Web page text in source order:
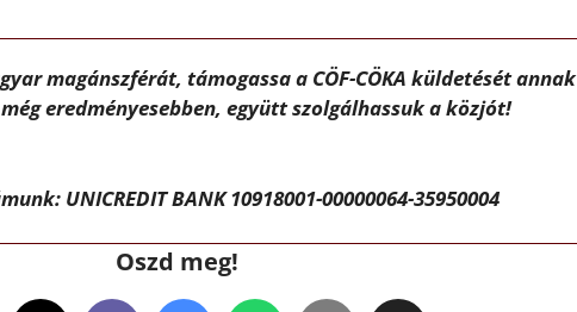
magánszférát, támogassa a CÖF-CÖKA küldetését annak
eredményesebben, együtt szolgálhassuk a közjót!
UNICREDIT BANK 10918001-00000064-35950004
Oszd meg!